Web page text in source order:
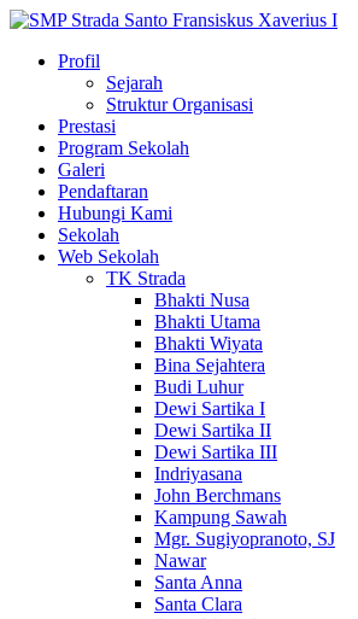
Profil
Sejarah
Struktur Organisasi
Prestasi
Program Sekolah
Galeri
Pendaftaran
Hubungi Kami
Sekolah
Web Sekolah
TK Strada
Bhakti Nusa
Bhakti Utama
Bhakti Wiyata
Bina Sejahtera
Budi Luhur
Dewi Sartika I
Dewi Sartika II
Dewi Sartika III
Indriyasana
John Berchmans
Kampung Sawah
Mgr. Sugiyopranoto, SJ
Nawar
Santa Anna
Santa Clara